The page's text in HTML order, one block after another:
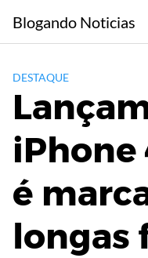
content
Blogando Noticias
DESTAQUE
iPhone
é
longas